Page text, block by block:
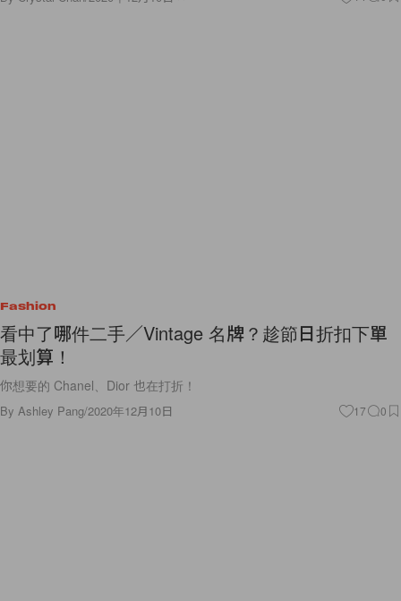
Fashion
看中了哪件二手／Vintage 名牌？趁節日折扣下單
最划算！
你想要的 Chanel、Dior 也在打折！
By Ashley Pang/2020年12月10日 17 0